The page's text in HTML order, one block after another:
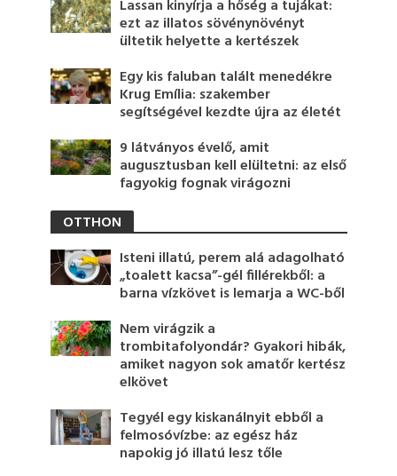
Lassan kinyírja a hőség a tujákat:
ezt az illatos sövénynövényt
ültetik helyette a kertészek
Egy kis faluban talált menedékre
Krug Emília: szakember
segítségével kezdte újra az életét
9 látványos évelő, amit
augusztusban kell elültetni: az első
fagyokig fognak virágozni
OTTHON
Isteni illatú, perem alá adagolható
„toalett kacsa”-gél fillérekből: a
barna vízkövet is lemarja a WC-ből
Nem virágzik a
trombitafolyondár? Gyakori hibák,
amiket nagyon sok amatőr kertész
elkövet
Tegyél egy kiskanálnyit ebből a
felmosóvízbe: az egész ház
napokig jó illatú lesz tőle